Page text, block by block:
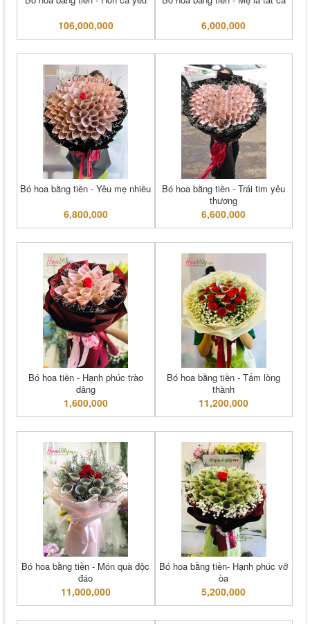
106,000,000 6,000,000
Bó hoa bằng tiền - Yêu mẹ nhiều
6,800,000
Bó hoa bằng tiền - Trái tim yêu
thương
6,600,000
Bó hoa tiền - Hạnh phúc trào
dâng
1,600,000
Bó hoa bằng tiền - Tấm lòng
thành
11,200,000
Bó hoa bằng tiền - Món quà độc
đáo
11,000,000
Bó hoa bằng tiền- Hạnh phúc vỡ
òa
5,200,000